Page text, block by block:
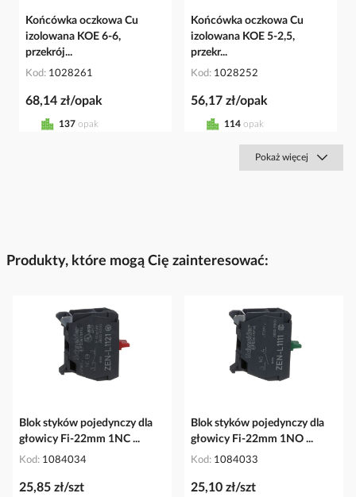
Końcówka oczkowa Cu
izolowana KOE 6-6,
przekrój...
Kod 1028261
68,14 zł/opak
137 opak
Końcówka oczkowa Cu
izolowana KOE 5-2,5,
przekr...
Kod 1028252
56,17 zł/opak
114 opak
Pokaż więcej
Produkty, które mogą Cię zainteresować:
Blok styków pojedynczy dla
głowicy Fi-22mm 1NC ...
Kod 1084034
25,85 zł/szt
Blok styków pojedynczy dla
głowicy Fi-22mm 1NO ...
Kod 1084033
25,10 zł/szt